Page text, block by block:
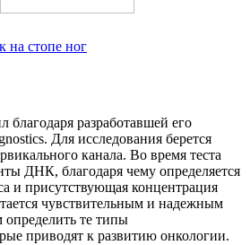
на стопе ног
благодаря разработавшей его
Для исследования берется
канала. Во время теста
ДНК, благодаря чему определяется
и присутствующая концентрация
чувствительным и надежным
те типы
приводят к развитию онкологии.